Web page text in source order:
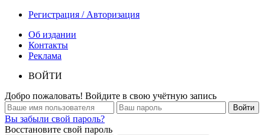
Регистрация / Авторизация
Об издании
Контакты
Реклама
ВОЙТИ
Добро пожаловать! Войдите в свою учётную запись
Вы забыли свой пароль?
Восстановите свой пароль